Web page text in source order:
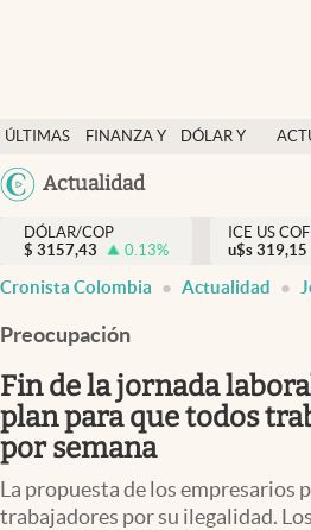
ÚLTIMAS
NOTICIAS
FINANZA Y
DÓLAR Y
Actualidad
Salud y nutrición
Vida espiritual
Actualidad
Colombia
DÓLAR/COP
$ 3157,43 0.13%
ICE US
u$s 319,15
Cronista Colombia Actualidad
Preocupación
Fin de la jornada
plan para que todos
por semana
La propuesta de los empresarios
trabajadores por su ilegalidad.